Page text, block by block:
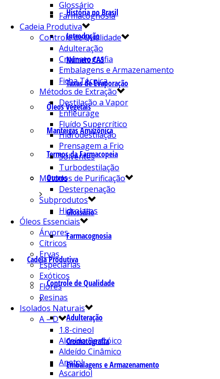
História no Brasil
Introdução
Número CAS
Taxas de Evaporação
Óleos Vegetais
Manteigas Amazônica
Termos da Farmacopeia
Outros
Glossário
Farmacognosia
Cadeia Produtiva
Controle de Qualidade
Adulteração
Cromatografia
Embalagens e Armazenamento
Glossário
Farmacognosia
Cadeia Produtiva
Controle de Qualidade
Adulteração
Cromatografia
Embalagens e Armazenamento
Ficha Técnica
Métodos de Extração
Destilação a Vapor
Enfleurage
Fluído Supercrítico
Hidrodestilação
Prensagem a Frio
Solventes
Turbodestilação
Métodos de Purificação
Desterpenação
Subprodutos
Hidrolatos
Óleos Essenciais
Árvores
Cítricos
Ervas
Especiarias
Exóticos
Flores
Resinas
Isolados Naturais
A – D
1.8-cineol
Aldeído Benzóico
Aldeído Cinâmico
Anetol
Ascaridol